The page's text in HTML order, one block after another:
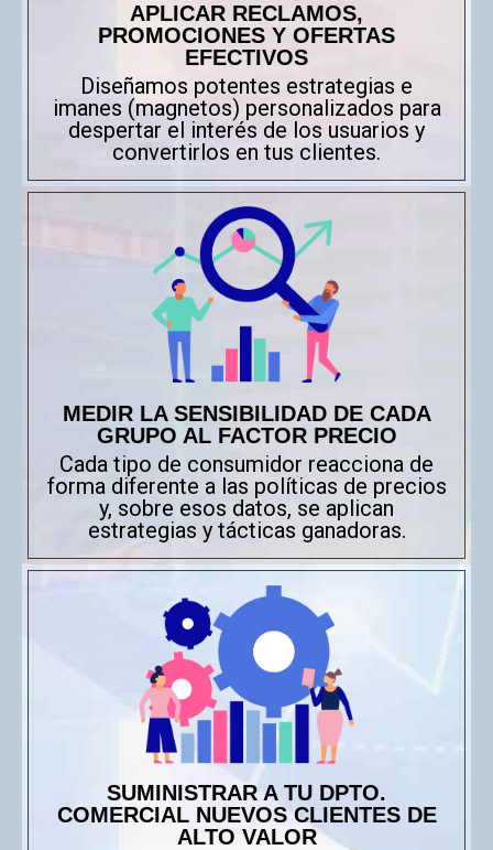
APLICAR RECLAMOS,
PROMOCIONES Y OFERTAS
EFECTIVOS
Diseñamos potentes estrategias e
imanes (magnetos) personalizados para
despertar el interés de los usuarios y
convertirlos en tus clientes.
MEDIR LA SENSIBILIDAD DE CADA
GRUPO AL FACTOR PRECIO
Cada tipo de consumidor reacciona de
forma diferente a las políticas de precios
y, sobre esos datos, se aplican
estrategias y tácticas ganadoras.
SUMINISTRAR A TU DPTO.
COMERCIAL NUEVOS CLIENTES DE
ALTO VALOR